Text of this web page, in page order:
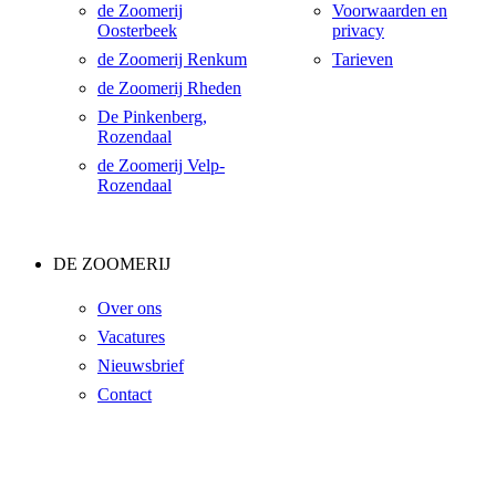
de Zoomerij
Oosterbeek
de Zoomerij Renkum
de Zoomerij Rheden
De Pinkenberg,
Rozendaal
de Zoomerij Velp-
Rozendaal
Voorwaarden en
privacy
Tarieven
DE ZOOMERIJ
Over ons
Vacatures
Nieuwsbrief
Contact